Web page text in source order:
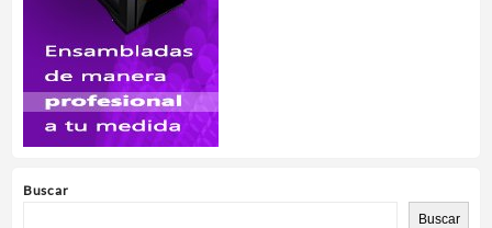
Buscar
Buscar